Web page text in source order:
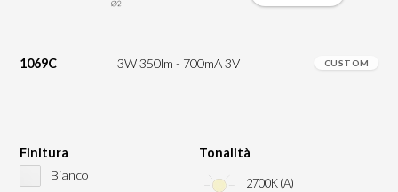
1069C 3W 350lm - 700mA 3V CUSTOM
Finitura
Bianco
Tonalità
2700K (A)